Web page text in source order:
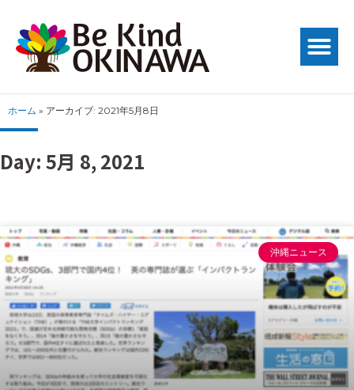
ホーム » アーカイブ: 2021年5月8日
Day: 5月 8, 2021
沖縄ニュース